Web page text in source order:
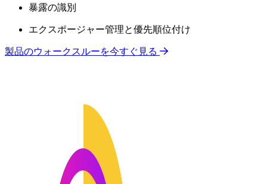
暴露の識別
エクスポージャー管理と優先順位付け
製品のウォークスルーを今すぐ見る